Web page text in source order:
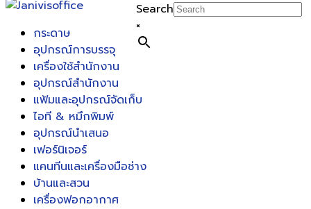
Search
×
กระดาษ
อุปกรณ์การบรรจุ
เครื่องใช้สำนักงาน
อุปกรณ์สำนักงาน
แฟ้มและอุปกรณ์จัดเก็บ
ไอที & หมึกพิมพ์
อุปกรณ์นำเสนอ
เฟอร์นิเจอร์
แคนทีนและเครื่องมือช่าง
บ้านและสวน
เครื่องฟอกอากาศ